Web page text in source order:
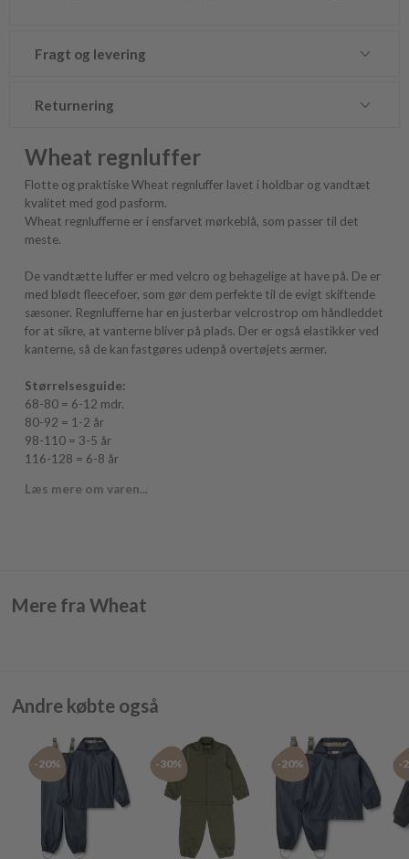
Fragt og levering
Returnering
Wheat regnluffer
Flotte og praktiske Wheat regnluffer lavet i holdbar og vandtæt
kvalitet med god pasform.
Wheat regnlufferne er i ensfarvet mørkeblå, som passer til det
meste.
De vandtætte luffer er med velcro og behagelige at have på. De er
med blødt fleecefoer, som gør dem perfekte til de evigt skiftende
sæsoner. Regnlufferne har en justerbar velcrostrop om håndleddet
for at sikre, at vanterne bliver på plads. Der er også elastikker ved
kanterne, så de kan fastgøres udenpå overtøjets ærmer.
Størrelsesguide:
68-80 = 6-12 mdr.
80-92 = 1-2 år
98-110 = 3-5 år
116-128 = 6-8 år
Læs mere om varen...
Mere fra Wheat
Andre købte også
-20% -30% -20% -